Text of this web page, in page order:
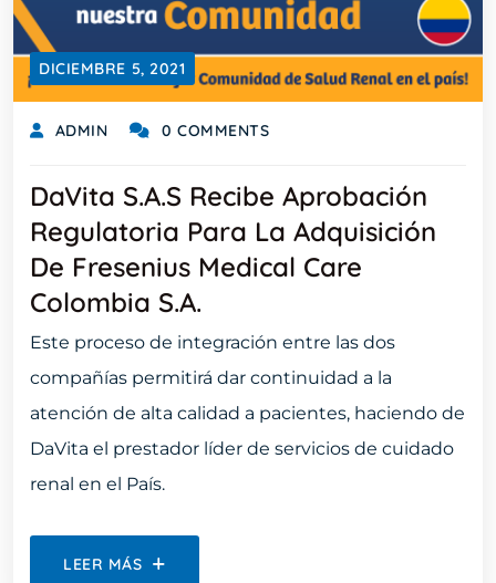
DICIEMBRE 5, 2021
ADMIN 0 COMMENTS
DaVita S.A.S Recibe Aprobación
Regulatoria Para La Adquisición
De Fresenius Medical Care
Colombia S.A.
Este proceso de integración entre las dos
compañías permitirá dar continuidad a la
atención de alta calidad a pacientes, haciendo de
DaVita el prestador líder de servicios de cuidado
renal en el País.
LEER MÁS